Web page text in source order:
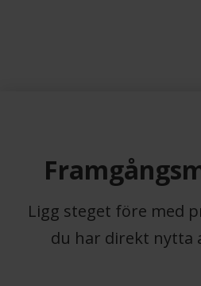
Ligg steget före med
du har direkt nytta